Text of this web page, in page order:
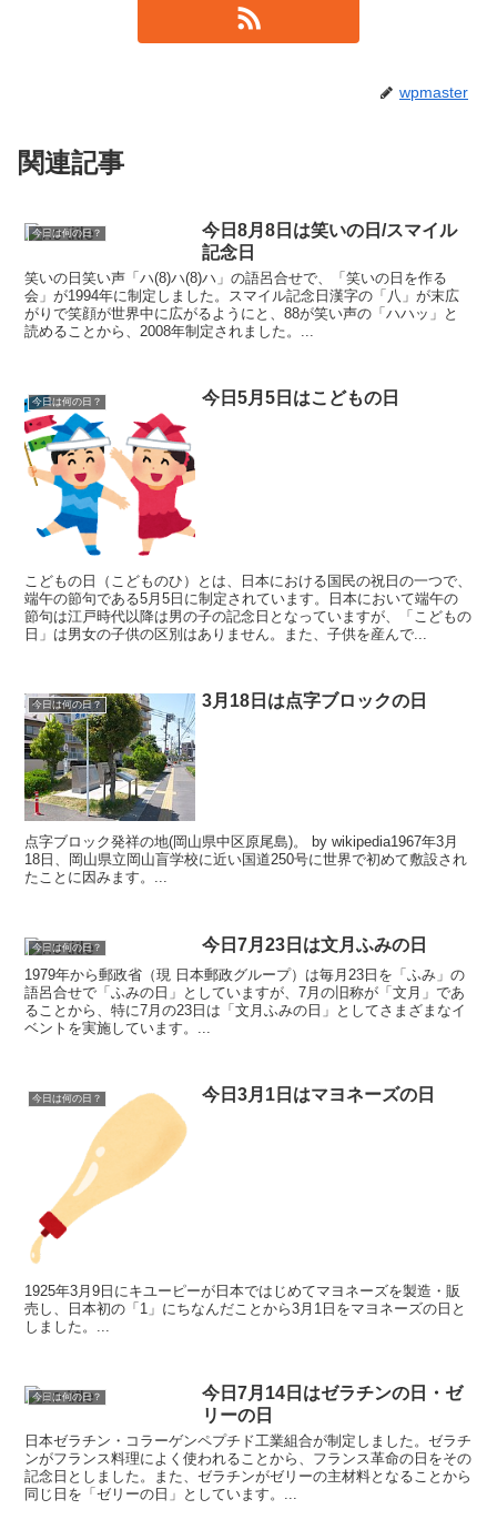
wpmaster
関連記事
今日は何の日？
今日8月8日は笑いの日/スマイル
記念日
笑いの日笑い声「ハ(8)ハ(8)ハ」の語呂合せで、「笑いの日を作る
会」が1994年に制定しました。スマイル記念日漢字の「八」が末広
がりで笑顔が世界中に広がるようにと、88が笑い声の「ハハッ」と
読めることから、2008年制定されました。...
今日は何の日？ 今日5月5日はこどもの日
こどもの日（こどものひ）とは、日本における国民の祝日の一つで、
端午の節句である5月5日に制定されています。日本において端午の
節句は江戸時代以降は男の子の記念日となっていますが、「こどもの
日」は男女の子供の区別はありません。また、子供を産んで...
今日は何の日？ 3月18日は点字ブロックの日
点字ブロック発祥の地(岡山県中区原尾島)。 by wikipedia1967年3月
18日、岡山県立岡山盲学校に近い国道250号に世界で初めて敷設され
たことに因みます。...
今日は何の日？ 今日7月23日は文月ふみの日
1979年から郵政省（現 日本郵政グループ）は毎月23日を「ふみ」の
語呂合せで「ふみの日」としていますが、7月の旧称が「文月」であ
ることから、特に7月の23日は「文月ふみの日」としてさまざまなイ
ベントを実施しています。...
今日は何の日？ 今日3月1日はマヨネーズの日
1925年3月9日にキユーピーが日本ではじめてマヨネーズを製造・販
売し、日本初の「1」にちなんだことから3月1日をマヨネーズの日と
しました。...
今日は何の日？
今日7月14日はゼラチンの日・ゼ
リーの日
日本ゼラチン・コラーゲンペプチド工業組合が制定しました。ゼラチ
ンがフランス料理によく使われることから、フランス革命の日をその
記念日としました。また、ゼラチンがゼリーの主材料となることから
同じ日を「ゼリーの日」としています。...